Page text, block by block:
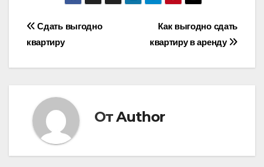
Навигация
по
Как выгодно сдать
квартиру в аренду
Сдать выгодно
квартиру
ОтAuthor